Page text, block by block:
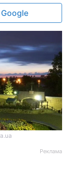
Google
Реклама